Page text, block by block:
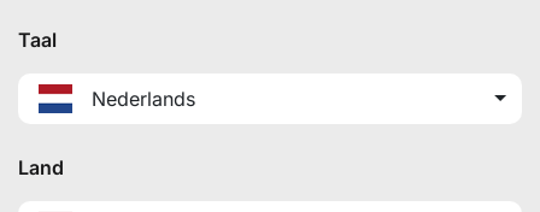
Taal
Nederlands
Land